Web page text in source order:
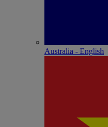
Australia - English